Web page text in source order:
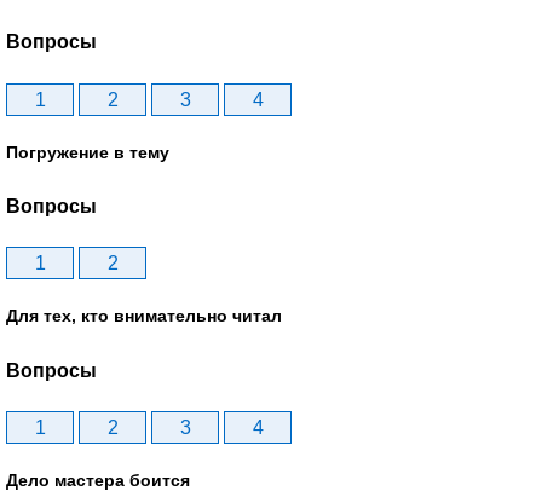
Вопросы
1 2 3 4
Погружение в тему
Вопросы
1 2
Для тех, кто внимательно читал
Вопросы
1 2 3 4
Дело мастера боится